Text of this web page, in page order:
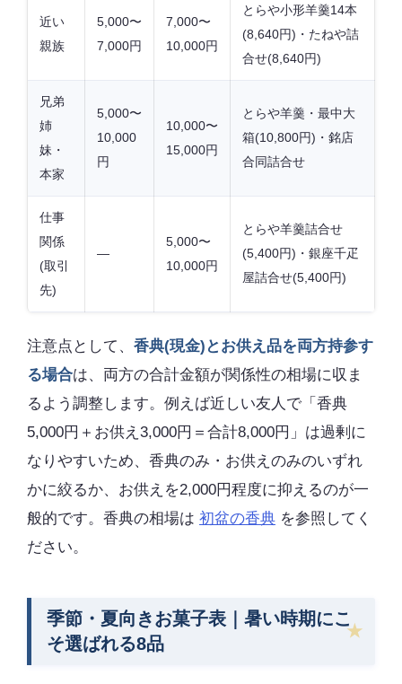
近い
親族
5,000〜
7,000円
7,000〜
10,000円
とらや小形羊羹14本
(8,640円)・たねや詰
合せ(8,640円)
兄弟
姉
妹・
本家
5,000〜
10,000
円
10,000〜
15,000円
とらや羊羹・最中大
箱(10,800円)・銘店
合同詰合せ
仕事
関係
(取引
先)
—
5,000〜
10,000円
とらや羊羹詰合せ
(5,400円)・銀座千疋
屋詰合せ(5,400円)
注意点として、 香典(現金)とお供え品を両方持参す
る場合は、両方の合計金額が関係性の相場に収ま
るよう調整します。例えば近しい友人で「香典
5,000円＋お供え3,000円＝合計8,000円」は過剰に
なりやすいため、香典のみ・お供えのみのいずれ
かに絞るか、お供えを2,000円程度に抑えるのが一
般的です。香典の相場は 初盆の香典 を参照してく
ださい。
季節・夏向きお菓子表｜暑い時期にこ
そ選ばれる8品